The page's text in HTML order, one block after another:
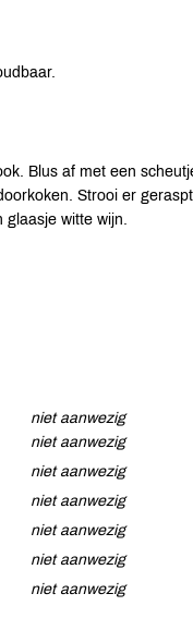
Blus af met een
Strooi er
glaasje witte wijn.
niet aanwezig
niet aanwezig
niet aanwezig
niet aanwezig
niet aanwezig
niet aanwezig
niet aanwezig